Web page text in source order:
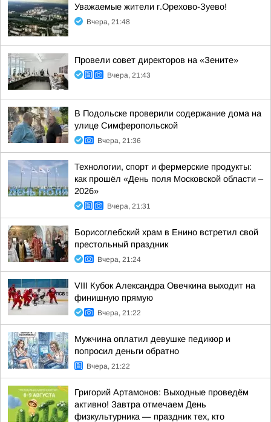
Уважаемые жители г.Орехово-Зуево!
Вчера, 21:48
Провели совет директоров на «Зените»
Вчера, 21:43
В Подольске проверили содержание дома на
улице Симферопольской
Вчера, 21:36
Технологии, спорт и фермерские продукты:
как прошёл «День поля Московской области –
2026»
Вчера, 21:31
Борисоглебский храм в Енино встретил свой
престольный праздник
Вчера, 21:24
VIII Кубок Александра Овечкина выходит на
финишную прямую
Вчера, 21:22
Мужчина оплатил девушке педикюр и
попросил деньги обратно
Вчера, 21:22
Григорий Артамонов: Выходные проведём
активно! Завтра отмечаем День
физкультурника — праздник тех, кто